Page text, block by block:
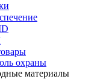
охраны
материалы